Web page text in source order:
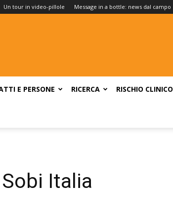
Un tour in video-pillole Message in a bottle: news dal campo
E PERSONE RICERCA RISCHIO CLINICO
Italia